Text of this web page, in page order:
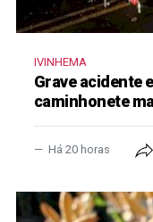
IVINHEMA
Grave acidente
caminhonete
Há 20 horas